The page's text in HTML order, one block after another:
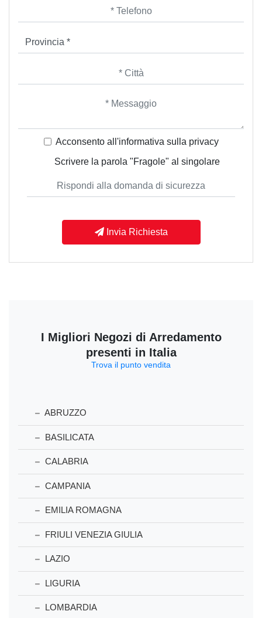
Acconsento all'informativa sulla privacy
Scrivere la parola "Fragole" al singolare
Invia Richiesta
I Migliori Negozi di Arredamento
presenti in Italia
Trova il punto vendita
ABRUZZO
BASILICATA
CALABRIA
CAMPANIA
EMILIA ROMAGNA
FRIULI VENEZIA GIULIA
LAZIO
LIGURIA
LOMBARDIA